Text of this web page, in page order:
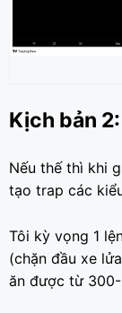
Kịch bản
Nếu thế thì khi
tạo trap các
Tôi kỳ vọng 1
(chặn đầu xe
ăn được từ